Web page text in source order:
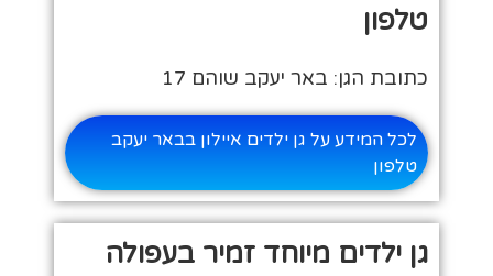
טלפון
כתובת הגן: באר יעקב שוהם 17
לכל המידע על גן ילדים איילון בבאר יעקב
טלפון
גן ילדים מיוחד זמיר בעפולה